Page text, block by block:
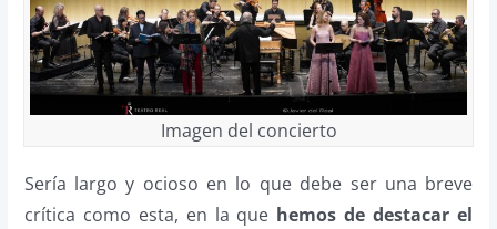
Imagen del concierto
Sería largo y ocioso en lo que debe ser una breve
crítica como esta, en la que hemos de destacar el